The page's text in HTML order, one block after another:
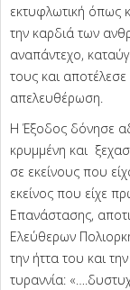
εκτυφλωτική όπως
την καρδιά των
αναπάντεχο,
τους και αποτέλεσε
απελευθέρωση.
Η Έξοδος δόνησε
κρυμμένη και
σε εκείνους που
εκείνος που είχε
Επανάστασης,
Ελεύθερων
την ήττα του και
τυραννία: